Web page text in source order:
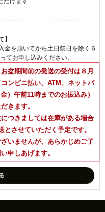
】
金を頂いてから土日祭日を除く６
てお申し込みください。
盆期間前の発送の受付は８月
ンビニ払い、ATM、ネットバ
）午前11時までのお振込み）
きます。
つきましては在庫がある場合
させていただく予定です。
いませんが、あらかじめご了
申しあげます。